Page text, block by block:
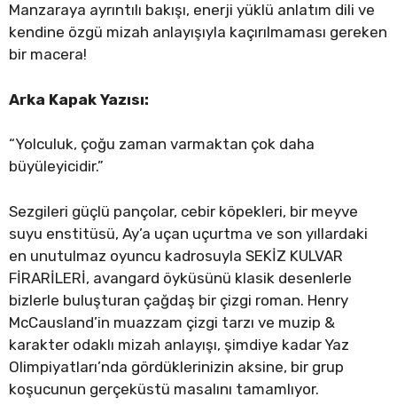
Manzaraya ayrıntılı bakışı, enerji yüklü anlatım dili ve
kendine özgü mizah anlayışıyla kaçırılmaması gereken
bir macera!
Arka Kapak Yazısı:
“Yolculuk, çoğu zaman varmaktan çok daha
büyüleyicidir.”
Sezgileri güçlü pançolar, cebir köpekleri, bir meyve
suyu enstitüsü, Ay’a uçan uçurtma ve son yıllardaki
en unutulmaz oyuncu kadrosuyla SEKİZ KULVAR
FİRARİLERİ, avangard öyküsünü klasik desenlerle
bizlerle buluşturan çağdaş bir çizgi roman. Henry
McCausland’in muazzam çizgi tarzı ve muzip &
karakter odaklı mizah anlayışı, şimdiye kadar Yaz
Olimpiyatları’nda gördüklerinizin aksine, bir grup
koşucunun gerçeküstü masalını tamamlıyor.